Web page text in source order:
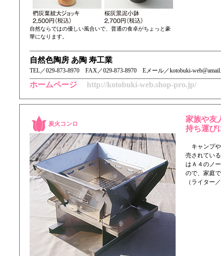
自然ならではの優しい風合いで、普通の食卓がちょっと豪
華になります。
自然色陶房 あ陶 寿工業
TEL／ 029-873-8970 FAX／029-873-8970 Eメール／kotobuki-
ホームページ http://kotobuki-web.shop-pro.jp/
炭火コンロ
家族や友
持ち運び
キャンプや
売されてい
はＡ４のノ
ので、家庭
（ライター